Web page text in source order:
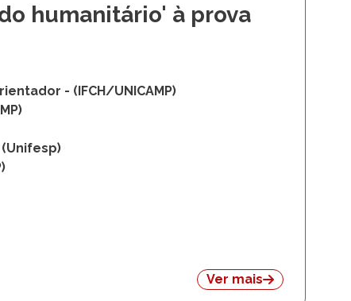
humanitário' à prova
- (IFCH/UNICAMP)
Ver mais